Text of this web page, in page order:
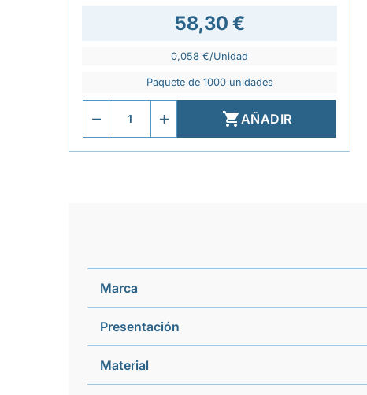
58,30 €
0,058 €/Unidad
Paquete de 1000 unidades
AÑADIR
Marca
Presentación
Material